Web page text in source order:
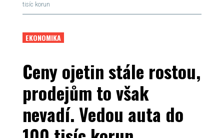
tisíc korun
EKONOMIKA
Ceny ojetin stále rostou,
prodejům to však
nevadí. Vedou auta do